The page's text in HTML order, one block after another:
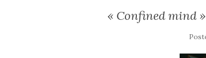
« Confined mind